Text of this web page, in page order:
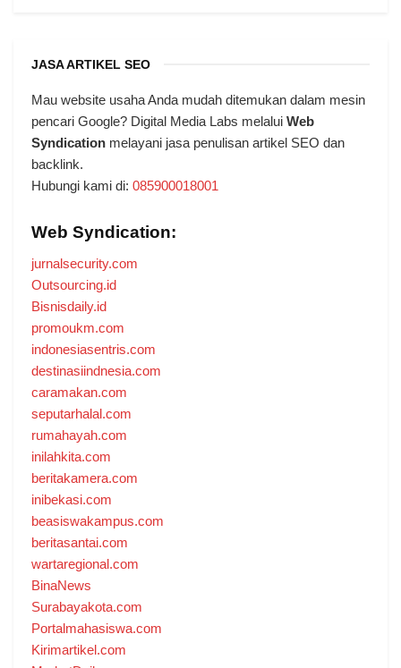
JASA ARTIKEL SEO
Mau website usaha Anda mudah ditemukan dalam mesin
pencari Google? Digital Media Labs melalui Web
Syndication melayani jasa penulisan artikel SEO dan
backlink.
Hubungi kami di: 085900018001
Web Syndication:
jurnalsecurity.com
Outsourcing.id
Bisnisdaily.id
promoukm.com
indonesiasentris.com
destinasiindnesia.com
caramakan.com
seputarhalal.com
rumahayah.com
inilahkita.com
beritakamera.com
inibekasi.com
beasiswakampus.com
beritasantai.com
wartaregional.com
BinaNews
Surabayakota.com
Portalmahasiswa.com
Kirimartikel.com